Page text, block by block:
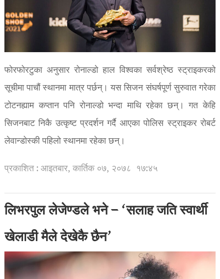
फोरफोरटुका अनुसार रोनाल्डो हाल विश्वका सर्वश्रेष्ठ स्ट्राइकरको
सूचीमा पाचौं स्थानमा मात्र पर्छन्। यस सिजन संघर्षपूर्ण सुरुवात गरेका
टोटनह्याम कप्तान पनि रोनाल्डो भन्दा माथि रहेका छन्। गत केहि
सिजनबाट निकै उत्कृष्ट प्रदर्शन गर्दै आएका पोलिस स्ट्राइकर रोबर्ट
लेवान्डोस्की पहिलो स्थानमा रहेका छन्।
प्रकाशित : आइतबार, कार्तिक ०७, २०७८ १७:४५
लिभरपुल लेजेण्डले भने – ‘सलाह जति स्वार्थी
खेलाडी मैले देखेकै छैन’